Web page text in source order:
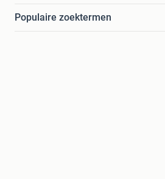
Populaire zoektermen